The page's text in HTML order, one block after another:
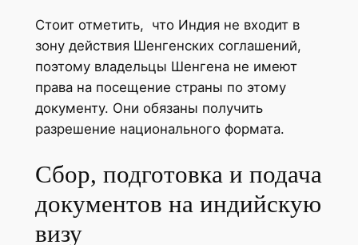
Стоит отметить, что Индия не входит в
зону действия Шенгенских соглашений,
поэтому владельцы Шенгена не имеют
права на посещение страны по этому
документу. Они обязаны получить
разрешение национального формата.
Сбор, подготовка и подача
документов на индийскую
визу